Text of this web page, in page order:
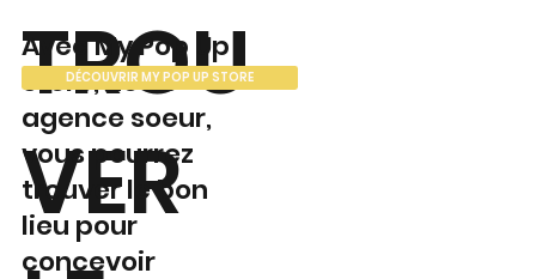
TROU
VER
Avec My Pop Up
Store, notre
agence soeur,
vous pourrez
trouver le bon
lieu pour
concevoir
DÉCOUVRIR MY POP UP STORE